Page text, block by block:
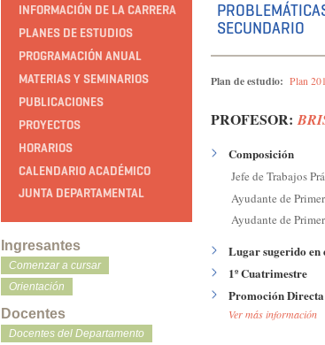
INFORMACIÓN DE LA CARRERA
PLANES DE ESTUDIOS
PROGRAMACIÓN ANUAL
MATERIAS Y SEMINARIOS
PUBLICACIONES
PROYECTOS
HORARIOS
CALENDARIO ACADÉMICO
JUNTA DEPARTAMENTAL
Ingresantes
Comenzar a cursar
Orientación
Docentes
Docentes del Departamento
SECUNDARIO
Plan de estudio: Plan
PROFESOR:
Composición
Jefe de Trabajos
Ayudante de
Ayudante de
Lugar sugerido en
1º Cuatrimestre
Promoción Directa
Ver más información